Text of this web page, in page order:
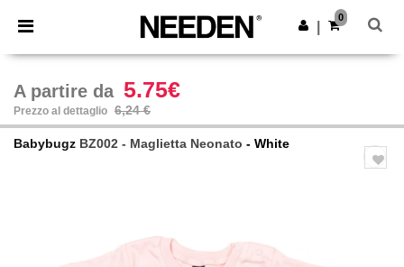
× App Needen
Prezzi migliori sull'app!
Scarica app
0
A partire da 5.75€
Prezzo al dettaglio 6,24 €
Babybugz BZ002 - Maglietta Neonato - White